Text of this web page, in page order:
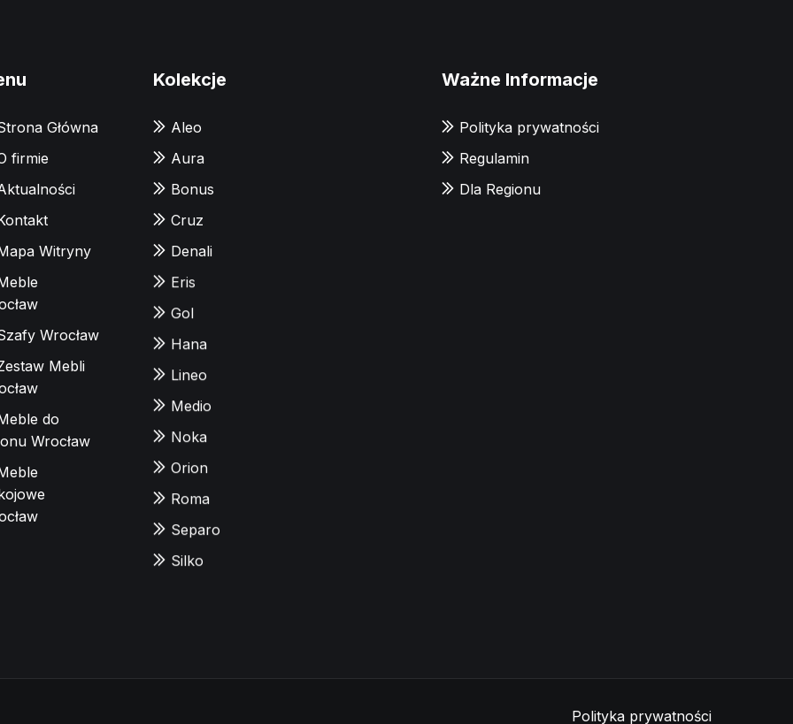
Główna
firmie
Witryny
Wrocław
Mebli
do
Wrocław
Kolekcje
Aleo
Aura
Bonus
Cruz
Denali
Eris
Gol
Hana
Lineo
Medio
Noka
Orion
Roma
Separo
Silko
Ważne Informacje
Polityka prywatności
Regulamin
Dla Regionu
Polityka prywatności